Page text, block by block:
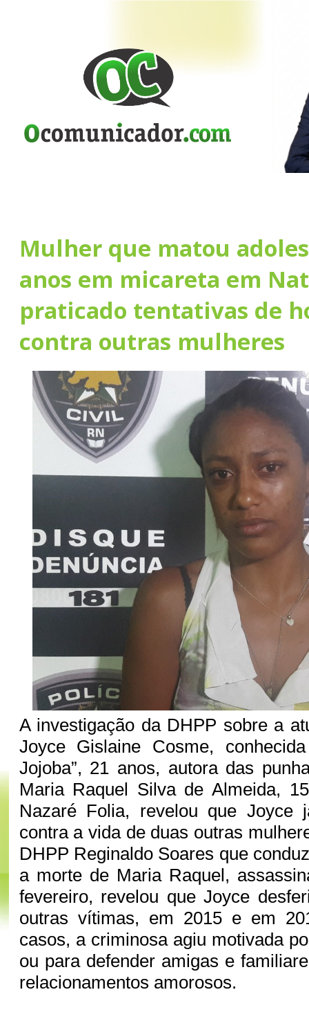
Mulher que matou
anos em micareta em
praticado tentativas de
contra outras mulheres
A investigação da DHPP sobre a
Joyce Gislaine Cosme,
Jojoba”, 21 anos, autora das
Maria Raquel Silva de Almeida,
Nazaré Folia, revelou que Joyce
contra a vida de duas outras
DHPP Reginaldo Soares que
a morte de Maria Raquel,
fevereiro, revelou que Joyce
outras vítimas, em 2015 e em
casos, a criminosa agiu motivada
ou para defender amigas e
relacionamentos amorosos.